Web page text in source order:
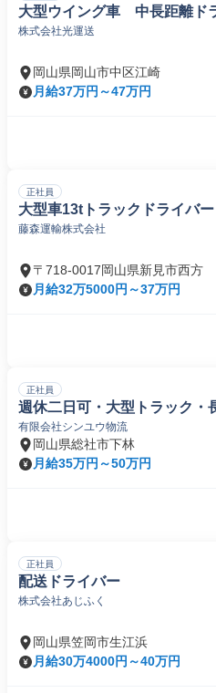
大型ウイング車 中長距離ド
株式会社光運送
岡山県岡山市中区江崎
月給37万円～47万円
正社員
大型車13tトラックドライバー
藤森運輸株式会社
〒718-0017岡山県新見市西方
月給32万5000円～37万円
正社員
週休二日可・大型トラック・
有限会社シンユウ物流
岡山県総社市下林
月給35万円～50万円
正社員
配送ドライバー
株式会社あじふく
岡山県笠岡市生江浜
月給30万4000円～40万円